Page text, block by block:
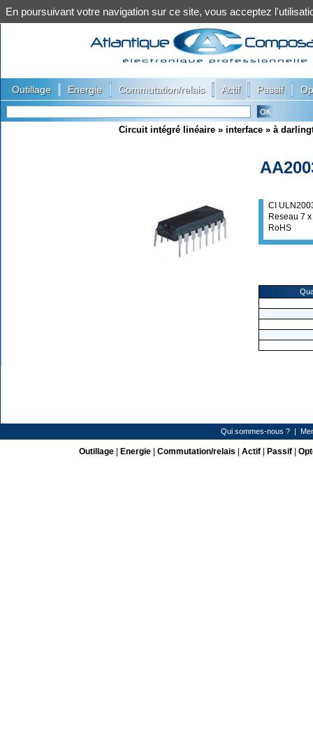
Outillage Energie Commutation/relais Actif Passif
Circuit intégré linéaire » interface » à
CI
Reseau 7
RoHS
Qui sommes-nous ?|
Outillage| Energie| Commutation/relais Actif| Passif|
En poursuivant votre navigation sur ce site, vous acceptez